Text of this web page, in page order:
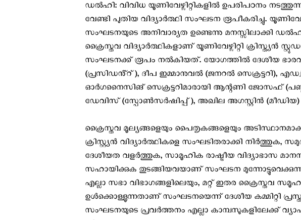
ഡൽഹി: വിവിധ യൂണിവേഴ്സിറ്റികളില്‍ ഉപരിപഠനം
വേണ്ടി പുതിയ വിദ്യാര്‍ത്ഥി സംഘടന രൂപീകരിച്ചു.
സംഘടനയുടെ അനിവാര്യത ഉണ്ടെന്നു മനസ്സിലാക്കി
ക്രൈസ്തവ വിദ്യാർത്ഥികളാണ് യൂണിവേഴ്സിറ്റി ക്രിസ്ത്യൻ
സംഘടനക്ക് രൂപം നല്‍കിയത്. യോഗത്തില്‍ ദേശീയ
(പ്രസിഡൻ്റ്), ദീപ ഇമ്മാനുവൽ (ജനറൽ സെക്രട്ടറി),
ഓർഗനൈസിങ് സെക്രട്ടറിമാരായി ആന്റണി ജോസഫ്
ഡേവിസ് (സ്പോൺസർഷിപ്പ്), അഖില അഗസ്റ്റിൻ (മീഡിയ)
ക്രൈസ്തവ മൂല്യങ്ങളെയും പൈതൃകങ്ങളെയും
ക്രിസ്റ്റ്യൻ വിദ്യാർത്ഥികളെ സംഘടിതരാക്കി നിർത്തുക,
ദേശീയത വളർത്തുക, സാമൂഹിക രാഷ്ട്രീയ വിദ്യാഭാസ
സഹായിക്കുക തുടങ്ങിയവയാണ് സംഘടന
എല്ലാ സഭാ വിഭാഗങ്ങളിലെയും, മറ്റ് ഇതര ക്രൈസ്തവ
ഉൾക്കൊള്ളുന്നതാണ് സംഘടനയെന്ന് ദേശീയ കമ്മിറ്റി
സംഘടനയുടെ പ്രവര്‍ത്തനം എല്ലാ കാമ്പസുകളിലേക്ക്